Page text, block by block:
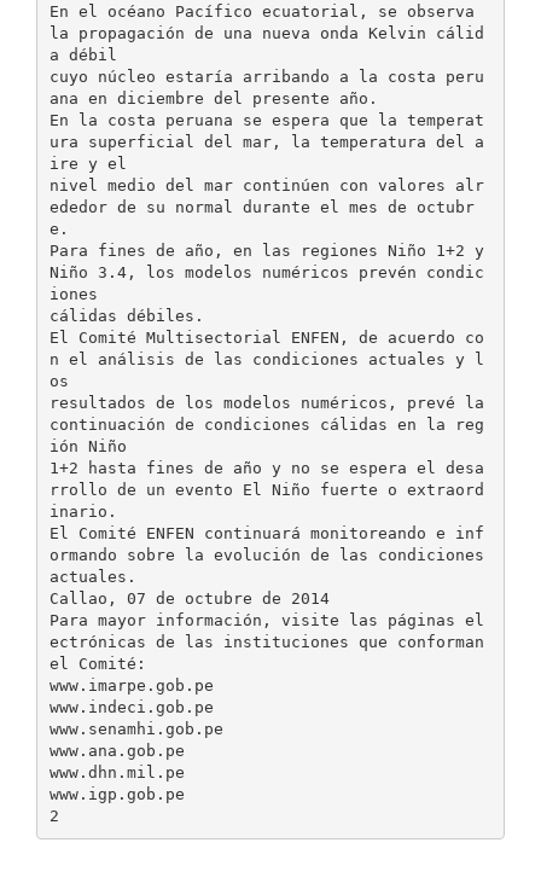
En el océano Pacífico ecuatorial, se observa
la propagación de una nueva onda Kelvin cálid
a débil
cuyo núcleo estaría arribando a la costa peru
ana en diciembre del presente año.
En la costa peruana se espera que la temperat
ura superficial del mar, la temperatura del a
ire y el
nivel medio del mar continúen con valores alr
ededor de su normal durante el mes de octubr
e.
Para fines de año, en las regiones Niño 1+2 y
Niño 3.4, los modelos numéricos prevén condic
iones
cálidas débiles.
El Comité Multisectorial ENFEN, de acuerdo co
n el análisis de las condiciones actuales y l
os
resultados de los modelos numéricos, prevé la
continuación de condiciones cálidas en la reg
ión Niño
1+2 hasta fines de año y no se espera el desa
rrollo de un evento El Niño fuerte o extraord
inario.
El Comité ENFEN continuará monitoreando e inf
ormando sobre la evolución de las condiciones
actuales.
Callao, 07 de octubre de 2014
Para mayor información, visite las páginas el
ectrónicas de las instituciones que conforman
el Comité:
www.imarpe.gob.pe
www.indeci.gob.pe
www.senamhi.gob.pe
www.ana.gob.pe
www.dhn.mil.pe
www.igp.gob.pe